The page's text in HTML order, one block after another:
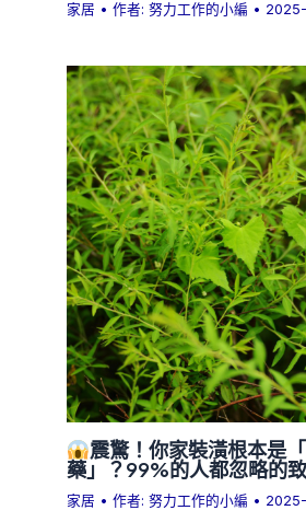
家居 • 作者:努力工作的小編 •
震驚！你家裝潢根本是
藥」？99%的人都忽略的
家居 • 作者:努力工作的小編 •